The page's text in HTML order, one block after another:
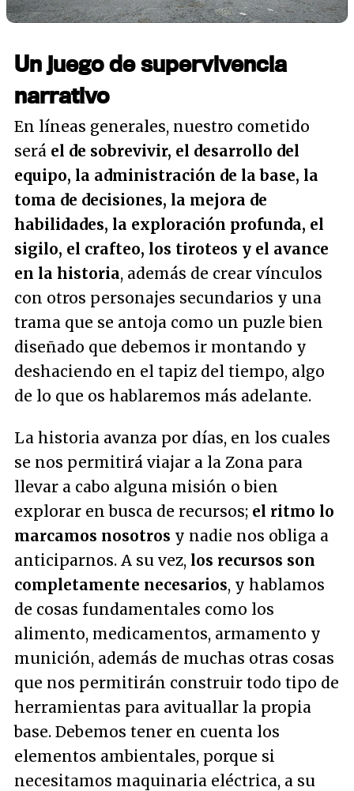
Un juego de supervivencia
narrativo
En líneas generales, nuestro cometido
será el de sobrevivir, el desarrollo del
equipo, la administración de la base, la
toma de decisiones, la mejora de
habilidades, la exploración profunda, el
sigilo, el crafteo, los tiroteos y el avance
en la historia, además de crear vínculos
con otros personajes secundarios y una
trama que se antoja como un puzle bien
diseñado que debemos ir montando y
deshaciendo en el tapiz del tiempo, algo
de lo que os hablaremos más adelante.
La historia avanza por días, en los cuales
se nos permitirá viajar a la Zona para
llevar a cabo alguna misión o bien
explorar en busca de recursos; el ritmo lo
marcamos nosotros y nadie nos obliga a
anticiparnos. A su vez, los recursos son
completamente necesarios, y hablamos
de cosas fundamentales como los
alimento, medicamentos, armamento y
munición, además de muchas otras cosas
que nos permitirán construir todo tipo de
herramientas para avituallar la propia
base. Debemos tener en cuenta los
elementos ambientales, porque si
necesitamos maquinaria eléctrica, a su